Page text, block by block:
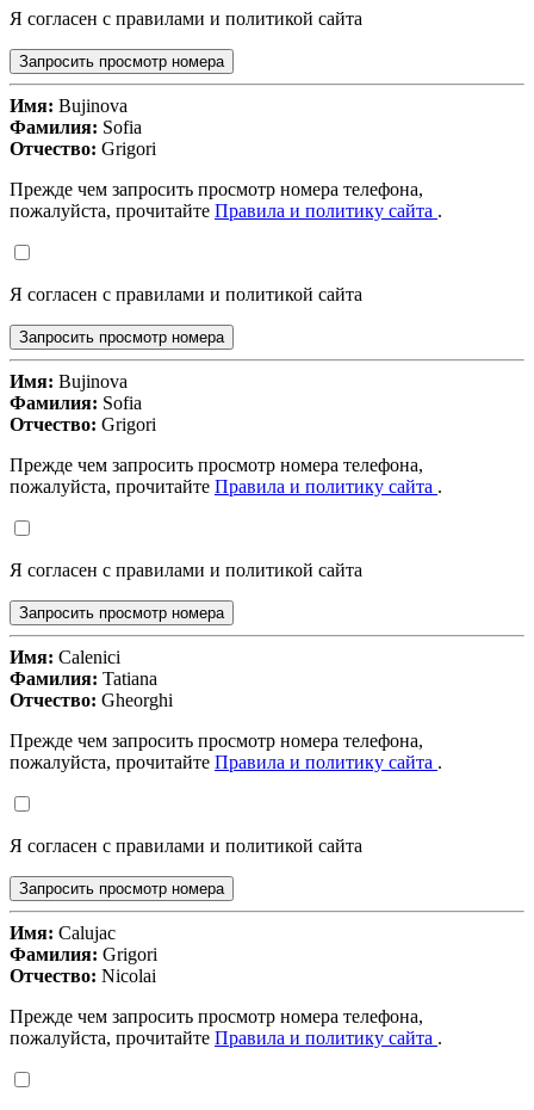
Я согласен с правилами и политикой сайта
Запросить просмотр номера
Имя: Bujinova
Фамилия: Sofia
Отчество: Grigori
Прежде чем запросить просмотр номера телефона,
пожалуйста, прочитайте Правила и политику сайта .
Я согласен с правилами и политикой сайта
Запросить просмотр номера
Имя: Bujinova
Фамилия: Sofia
Отчество: Grigori
Прежде чем запросить просмотр номера телефона,
пожалуйста, прочитайте Правила и политику сайта .
Я согласен с правилами и политикой сайта
Запросить просмотр номера
Имя: Calenici
Фамилия: Tatiana
Отчество: Gheorghi
Прежде чем запросить просмотр номера телефона,
пожалуйста, прочитайте Правила и политику сайта .
Я согласен с правилами и политикой сайта
Запросить просмотр номера
Имя: Calujac
Фамилия: Grigori
Отчество: Nicolai
Прежде чем запросить просмотр номера телефона,
пожалуйста, прочитайте Правила и политику сайта .